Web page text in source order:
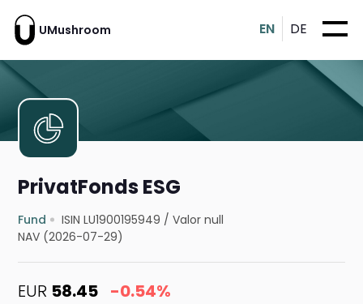
UMushroom EN DE
PrivatFonds ESG
Fund ISIN LU1900195949 /Valor null
NAV (2026-07-29)
EUR 58.45 -0.54%